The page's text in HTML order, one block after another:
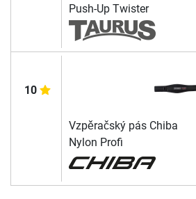
Push-Up Twister
10
Vzpěračský pás Chiba
Nylon Profi